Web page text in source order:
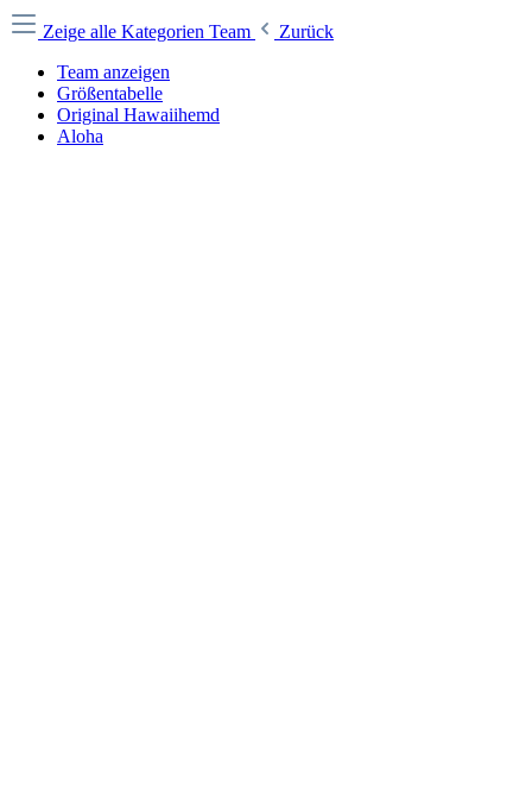
Zeige alle Kategorien Team
Zurück
Team anzeigen
Größentabelle
Original Hawaiihemd
Aloha